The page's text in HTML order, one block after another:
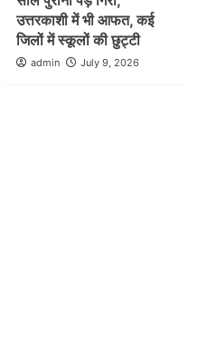
उत्तरकाशी में भी आफत, कई
जिलों में स्कूलों की छुट्टी
admin July 9, 2026